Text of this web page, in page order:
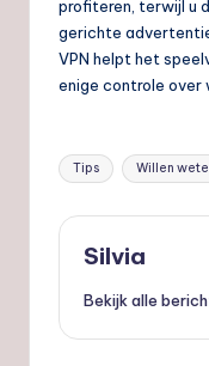
profiteren, terwijl u
gerichte
VPN helpt het
enige controle over
Tags:
Tips Willen
Silvia
Bekijk alle